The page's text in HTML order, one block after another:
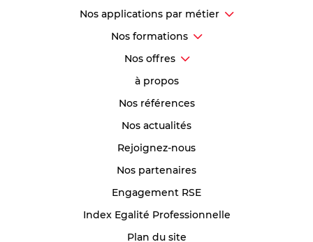
Nos applications par métier
Nos formations
Nos offres
à propos
Nos références
Nos actualités
Rejoignez-nous
Nos partenaires
Engagement RSE
Index Egalité Professionnelle
Plan du site